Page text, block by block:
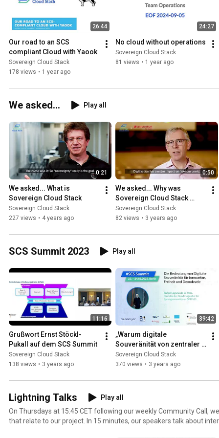
26:44
Our road to an SCS
compliant Cloud with Yaook
Sovereign Cloud Stack
178 views • 1 year ago
24:27
No cloud without operations
Sovereign Cloud Stack
81 views • 1 year ago
We asked... Play all
0:21
We asked... What is
Sovereign Cloud Stack
Sovereign Cloud Stack
227 views • 4 years ago
0:50
We asked... Why was
Sovereign Cloud Stack
initiated?
Sovereign Cloud Stack
82 views • 3 years ago
SCS Summit 2023 Play all
11:16
Grußwort Ernst Stöckl-
Pukall auf dem SCS Summit
Sovereign Cloud Stack
138 views • 3 years ago
39:42
„Warum digitale
Souveränität von zentraler
Bedeutung für Innovation,
Freiheit und Demokratie ist“
Sovereign Cloud Stack
370 views • 3 years ago
Lightning Talks
Play all
On Thursdays at 15:45 CET following our weekly Community Call,
that relate to our project. In 15 minutes, our speakers talk about